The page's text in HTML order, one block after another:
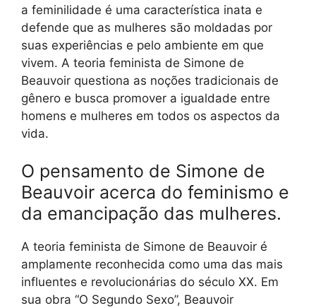
a feminilidade é uma característica inata e
defende que as mulheres são moldadas por
suas experiências e pelo ambiente em que
vivem. A teoria feminista de Simone de
Beauvoir questiona as noções tradicionais de
gênero e busca promover a igualdade entre
homens e mulheres em todos os aspectos da
vida.
O pensamento de Simone de
Beauvoir acerca do feminismo e
da emancipação das mulheres.
A teoria feminista de Simone de Beauvoir é
amplamente reconhecida como uma das mais
influentes e revolucionárias do século XX. Em
sua obra “O Segundo Sexo”, Beauvoir